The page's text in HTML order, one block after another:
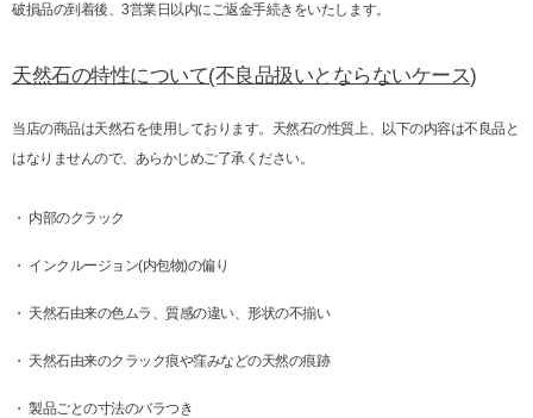
破損品の到着後、3営業日以内にご返金手続きをいたします。
天然石の特性について(不良品扱いとならないケース)
当店の商品は天然石を使用しております。天然石の性質上、以下の内容は不良品と
はなりませんので、あらかじめご了承ください。
・ 内部のクラック
・ インクルージョン(内包物)の偏り
・ 天然石由来の色ムラ、質感の違い、形状の不揃い
・ 天然石由来のクラック痕や窪みなどの天然の痕跡
・ 製品ごとの寸法のバラつき